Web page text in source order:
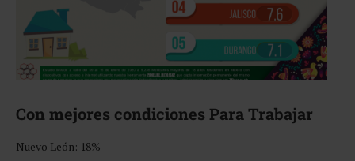
Con mejores condiciones Para Trabajar
Nuevo León: 18%